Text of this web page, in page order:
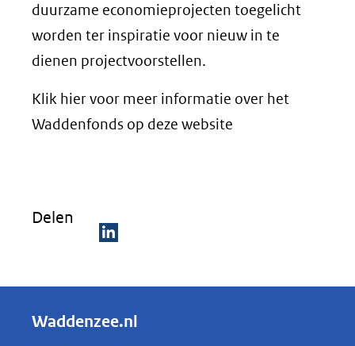
duurzame economieprojecten toegelicht
worden ter inspiratie voor nieuw in te
dienen projectvoorstellen.
Klik hier voor meer informatie over het
Waddenfonds op deze website
Delen
e
e
Waddenzee.nl